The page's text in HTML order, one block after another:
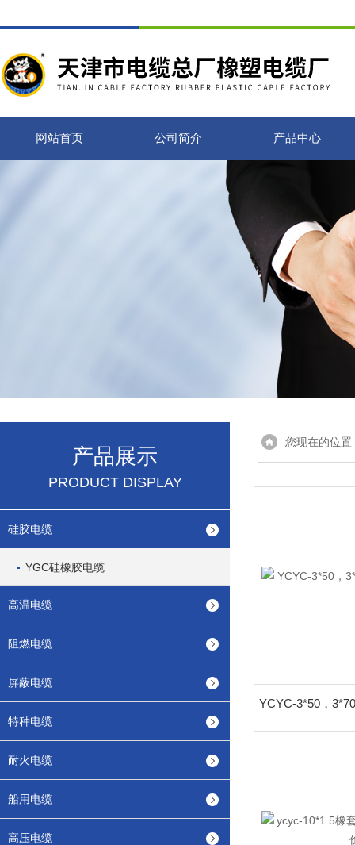
网站首页 公司简介 产品中心
产品展示
PRODUCT DISPLAY
硅胶电缆
YGC硅橡胶电缆
高温电缆
阻燃电缆
屏蔽电缆
特种电缆
耐火电缆
船用电缆
高压电缆
您现在的位置
YCYC-3*50，